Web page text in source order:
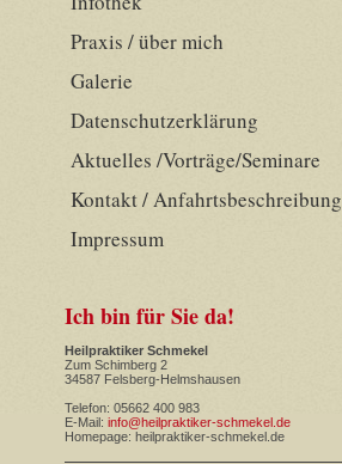
Praxis / über mich
Galerie
Datenschutzerklärung
Aktuelles /Vorträge/Seminare
Kontakt / Anfahrtsbeschreibung
Impressum
Ich bin für Sie da!
Heilpraktiker Schmekel
Zum Schimberg 2
34587 Felsberg-Helmshausen
Telefon: 05662 400 983
E-Mail: info@heilpraktiker-schmekel.de
Homepage: heilpraktiker-schmekel.de